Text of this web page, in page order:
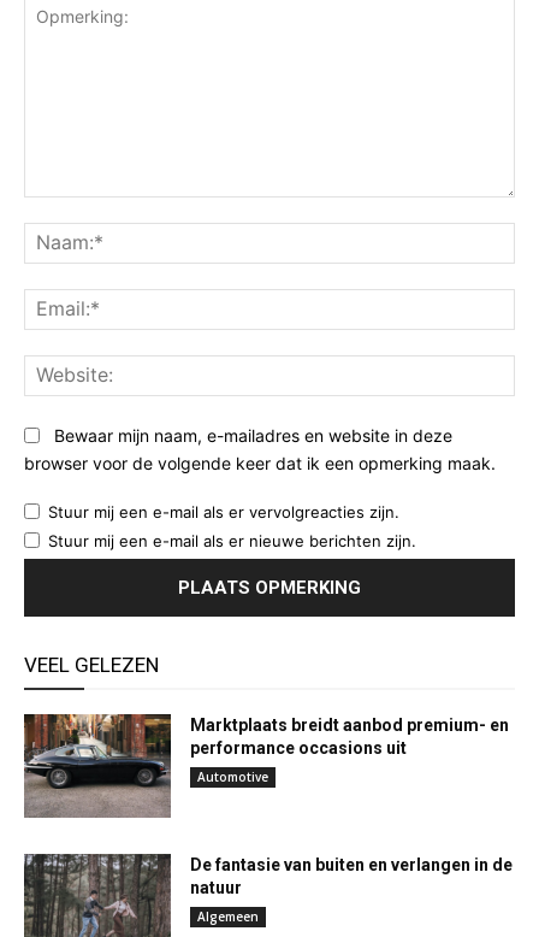
Bewaar mijn naam, e-mailadres en website in deze
browser voor de volgende keer dat ik een opmerking maak.
Stuur mij een e-mail als er vervolgreacties zijn.
Stuur mij een e-mail als er nieuwe berichten zijn.
VEEL GELEZEN
Marktplaats breidt aanbod premium- en
performance occasions uit
Automotive
De fantasie van buiten en verlangen in de
natuur
Algemeen